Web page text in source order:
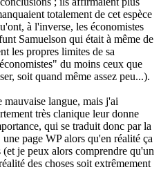
totalement de cet espèce
à l'inverse, les économistes
Samuelson qui était à même de
les propres limites de sa
du moins ceux que
soit quand même assez peu...).
langue, mais j'ai
très clanique leur donne
qui se traduit donc par la
page WP alors qu'en réalité ça
(et je peux alors comprendre qu'un
des choses soit extrêmement